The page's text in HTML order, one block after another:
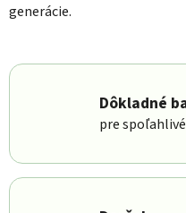
generácie.
Dôkladné
pre